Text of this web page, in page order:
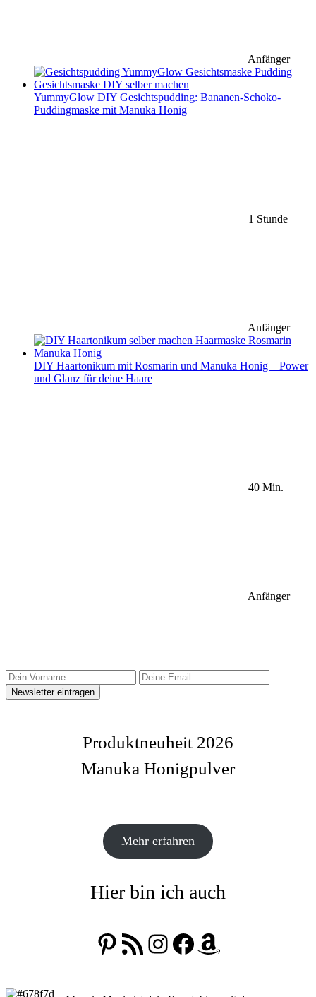
Anfänger
YummyGlow DIY Gesichtspudding: Bananen-Schoko-
Puddingmaske mit Manuka Honig
1 Stunde
Anfänger
DIY Haartonikum mit Rosmarin und Manuka Honig – Power
und Glanz für deine Haare
40 Min.
Anfänger
Produktneuheit 2026
Manuka Honigpulver
Mehr erfahren
Hier bin ich auch
Pinterest
RSS-FeedInstagram
Facebook
Amazon